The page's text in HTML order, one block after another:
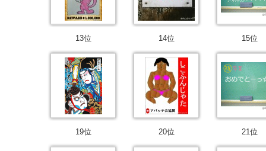
13位 14位 15位
19位 20位 21位